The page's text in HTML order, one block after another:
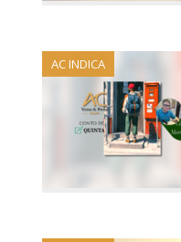
AC INDICA